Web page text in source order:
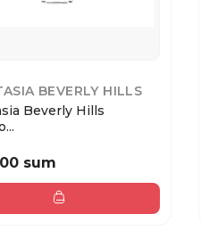
BEVERLY HILLS
Beverly Hills
sum